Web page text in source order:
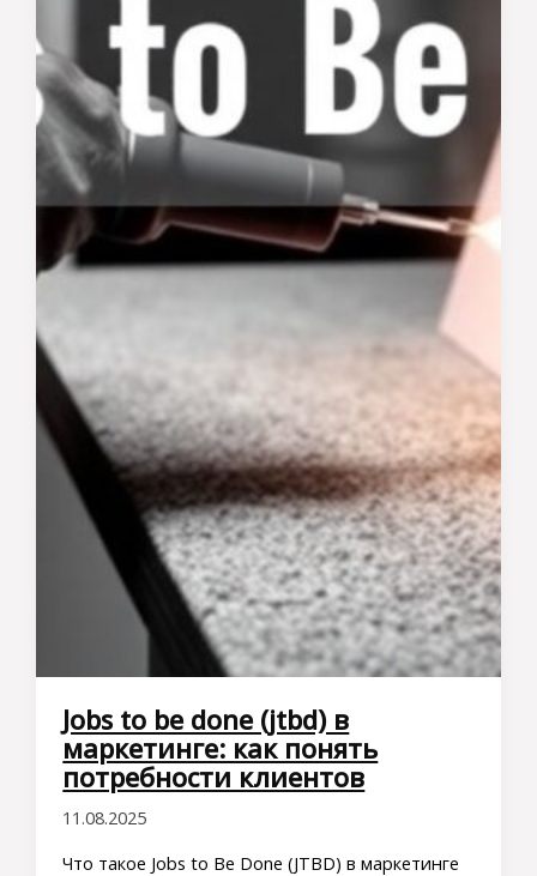
Jobs to be done (jtbd) в
маркетинге: как понять
потребности клиентов
11.08.2025
Что такое Jobs to Be Done (JTBD) в маркетинге